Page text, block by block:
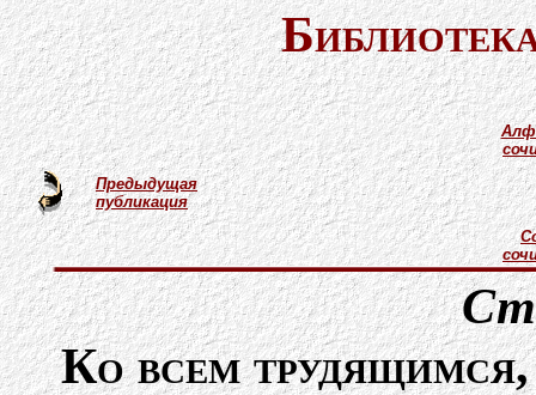
Предыдущая
публикация
Ко всем